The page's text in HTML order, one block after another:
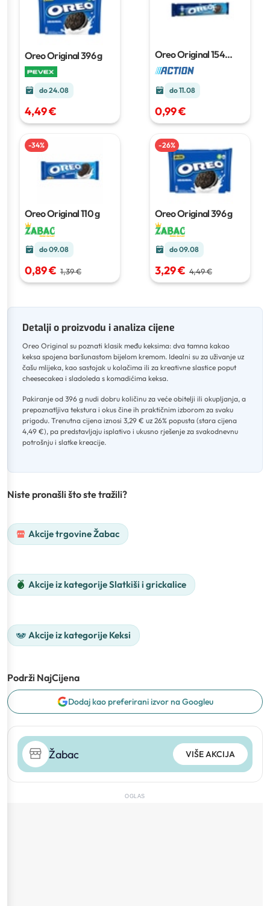
Oreo Original396 g
do 24.08
4,49 €
Oreo Original154
grama
do 11.08
0,99 €
-34%
Oreo Original110 g
do 09.08
0,89 € 1,39 €
-26%
Oreo Original396 g
do 09.08
3,29 € 4,49 €
Detalji o proizvodu i analiza cijene
Oreo Original su poznati klasik među keksima: dva tamna kakao
keksa spojena baršunastom bijelom kremom. Idealni su za uživanje uz
čašu mlijeka, kao sastojak u kolačima ili za kreativne slastice poput
cheesecakea i sladoleda s komadićima keksa.
Pakiranje od 396 g nudi dobru količinu za veće obitelji ili okupljanja, a
prepoznatljiva tekstura i okus čine ih praktičnim izborom za svaku
prigodu. Trenutna cijena iznosi 3,29 € uz 26% popusta (stara cijena
4,49 €), pa predstavljaju isplativo i ukusno rješenje za svakodnevnu
potrošnju i slatke kreacije.
Niste pronašli što ste tražili?
Akcije trgovine Žabac
Akcije iz kategorije Slatkiši i grickalice
Akcije iz kategorije Keksi
Podrži NajCijena
Dodaj kao preferirani izvor na Googleu
Žabac VIŠE AKCIJA
OGLAS